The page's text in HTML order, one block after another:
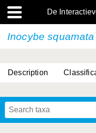
De
Inocybe squamata
Description